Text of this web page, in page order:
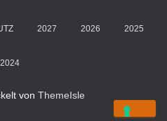
2027 2026 2025
2024
von ThemeIsle